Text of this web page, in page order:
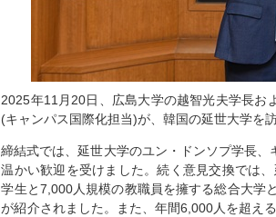
2025年11月20日、広島大学の越智光夫学長お
(キャンパス国際化担当)が、韓国の延世大学を
締結式では、延世大学のユン・ドンソプ学長
温かい歓迎を受けました。続く意見交換では
学生と7,000人規模の教職員を擁する総合大学
が紹介されました。また、年間6,000人を超え